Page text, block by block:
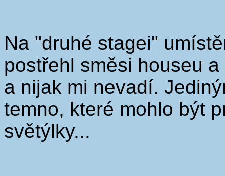
Na "druhé stagei"
postřehl směsi houseu a
a nijak mi nevadí.
temno, které mohlo být
světýlky...